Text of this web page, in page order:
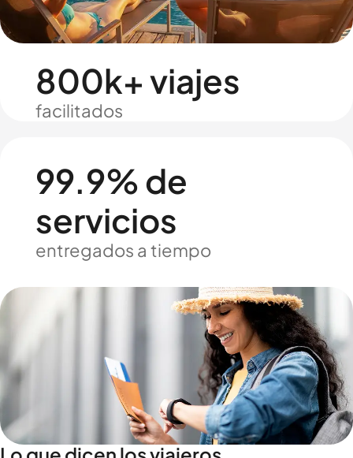
800k+ viajes
facilitados
99.9% de
servicios
entregados a tiempo